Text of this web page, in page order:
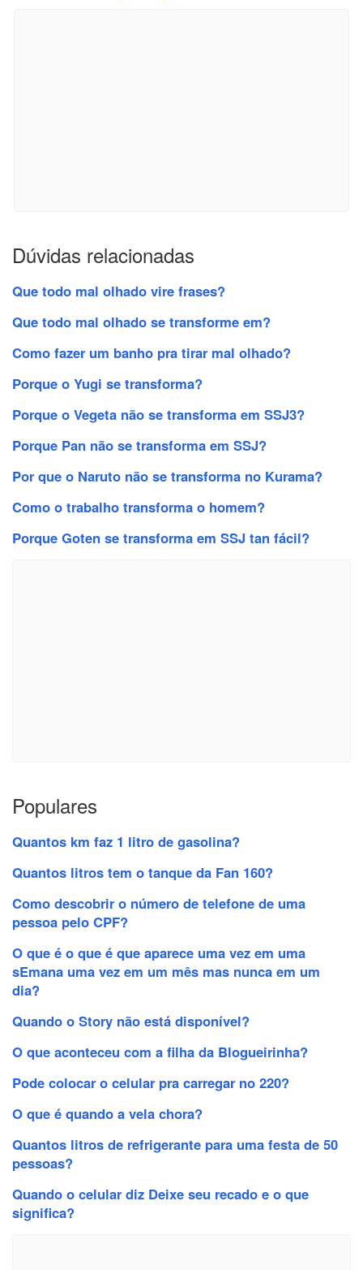
Dúvidas relacionadas
Que todo mal olhado vire frases?
Que todo mal olhado se transforme em?
Como fazer um banho pra tirar mal olhado?
Porque o Yugi se transforma?
Porque o Vegeta não se transforma em SSJ3?
Porque Pan não se transforma em SSJ?
Por que o Naruto não se transforma no Kurama?
Como o trabalho transforma o homem?
Porque Goten se transforma em SSJ tan fácil?
Populares
Quantos km faz 1 litro de gasolina?
Quantos litros tem o tanque da Fan 160?
Como descobrir o número de telefone de uma
pessoa pelo CPF?
O que é o que é que aparece uma vez em uma
sEmana uma vez em um mês mas nunca em um
dia?
Quando o Story não está disponível?
O que aconteceu com a filha da Blogueirinha?
Pode colocar o celular pra carregar no 220?
O que é quando a vela chora?
Quantos litros de refrigerante para uma festa de 50
pessoas?
Quando o celular diz Deixe seu recado e o que
significa?